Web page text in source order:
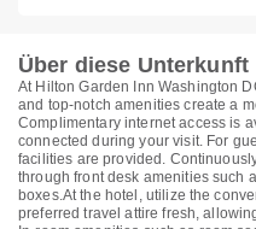
Über diese Unterkunft
At Hilton Garden Inn Washington
and top-notch amenities create a
Complimentary internet access is
connected during your visit. For
facilities are provided.
through front desk amenities such
boxes.At the hotel, utilize the
preferred travel attire fresh,